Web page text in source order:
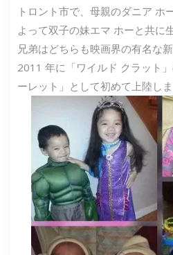
トロント市で、母親のダニア ホ
よって双子の妹エマ ホーと共に
兄弟はどちらも映画界の有名な
2011 年に「ワイルド クラット
ーレット」として初めて上陸しま